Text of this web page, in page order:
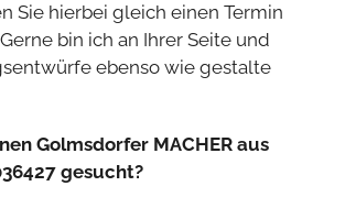
Sie hierbei gleich einen Termin
bin ich an Ihrer Seite und
ebenso wie gestalte
Golmsdorfer MACHER aus
gesucht?